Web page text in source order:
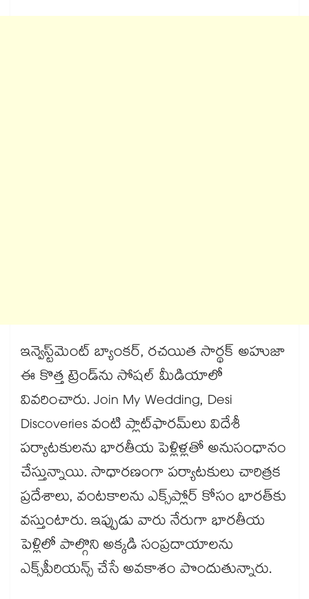
ఇన్వెస్ట్‌మెంట్ బ్యాంకర్, రచయిత సార్థక్ అహుజా
ఈ కొత్త ట్రెండ్‌ను సోషల్ మీడియాలో
వివరించారు. Join My Wedding, Desi
Discoveries వంటి ప్లాట్‌ఫారమ్‌లు విదేశీ
పర్యాటకులను భారతీయ పెళ్లిళ్లతో అనుసంధానం
చేస్తున్నాయి. సాధారణంగా పర్యాటకులు చారిత్రక
ప్రదేశాలు, వంటకాలను ఎక్స్‌ప్లోర్ కోసం భారత్‌కు
వస్తుంటారు. ఇప్పుడు వారు నేరుగా భారతీయ
పెళ్లిలో పాల్గొని అక్కడి సంప్రదాయాలను
ఎక్స్‌పీరియన్స్‌ చేసే అవకాశం పొందుతున్నారు.